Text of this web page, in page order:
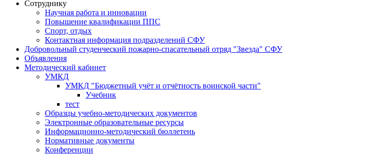
Сотруднику
Научная работа и инновации
Повышение квалификации ППС
Спорт, отдых
Контактная информация подразделений СФУ
Добровольный студенческий пожарно-спасательный отряд "Звезда" СФУ
Объявления
Методический кабинет
УМКД
УМКД "Бюджетный учёт и отчётность воинской части"
Учебник
тест
Образцы учебно-методических документов
Электронные образовательные ресурсы
Информационно-методический бюллетень
Нормативные документы
Конференции